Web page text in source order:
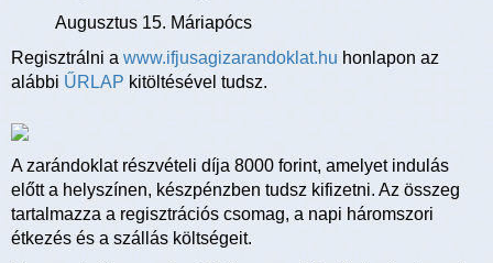
Augusztus 15. Máriapócs
Regisztrálni a www.ifjusagizarandoklat.hu honlapon az
alábbi ŰRLAP kitöltésével tudsz.
A zarándoklat részvételi díja 8000 forint, amelyet indulás
előtt a helyszínen, készpénzben tudsz kifizetni. Az összeg
tartalmazza a regisztrációs csomag, a napi háromszori
étkezés és a szállás költségeit.